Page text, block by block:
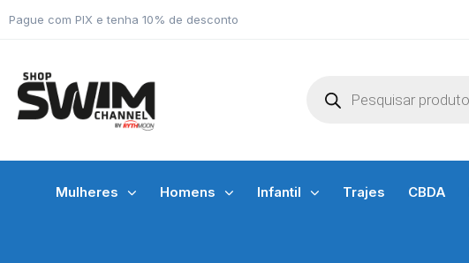
Pague com PIX e tenha 10% de desconto
Mulheres Homens Infantil Trajes CBDA